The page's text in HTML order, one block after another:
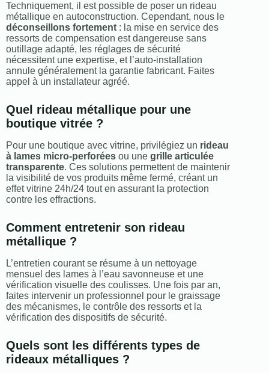
Techniquement, il est possible de poser un rideau
métallique en autoconstruction. Cependant, nous le
déconseillons fortement : la mise en service des
ressorts de compensation est dangereuse sans
outillage adapté, les réglages de sécurité
nécessitent une expertise, et l’auto-installation
annule généralement la garantie fabricant. Faites
appel à un installateur agréé.
Quel rideau métallique pour une
boutique vitrée ?
Pour une boutique avec vitrine, privilégiez un rideau
à lames micro-perforées ou une grille articulée
transparente. Ces solutions permettent de maintenir
la visibilité de vos produits même fermé, créant un
effet vitrine 24h/24 tout en assurant la protection
contre les effractions.
Comment entretenir son rideau
métallique ?
L’entretien courant se résume à un nettoyage
mensuel des lames à l’eau savonneuse et une
vérification visuelle des coulisses. Une fois par an,
faites intervenir un professionnel pour le graissage
des mécanismes, le contrôle des ressorts et la
vérification des dispositifs de sécurité.
Quels sont les différents types de
rideaux métalliques ?